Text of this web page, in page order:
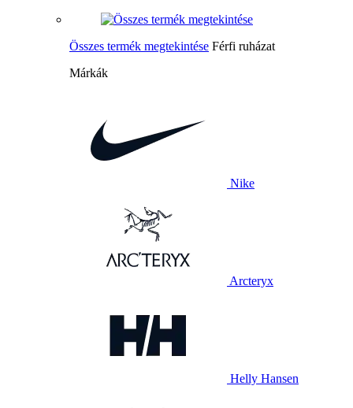
Összes termék megtekintése Férfi ruházat
Márkák
Nike
Arcteryx
Helly Hansen